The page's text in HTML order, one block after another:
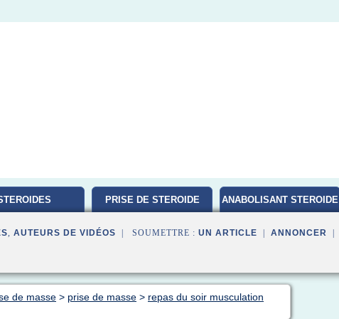
PRISE DE STEROIDE ANABOLISANT STEROIDE
, AUTEURS DE VIDÉOS | SOUMETTRE : UN ARTICLE ANNONCER
de masse > prise de masse > repas du soir musculation